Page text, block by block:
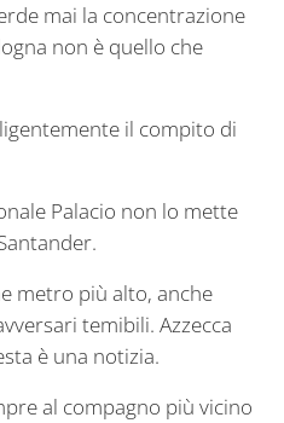
mai la concentrazione
non è quello che
il compito di
Palacio non lo mette
metro più alto, anche
temibili. Azzecca
è una notizia.
al compagno più vicino